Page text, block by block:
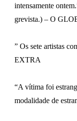
intensamente
grevista.) – O
” Os sete artistas
EXTRA
“A vítima foi
modalidade de